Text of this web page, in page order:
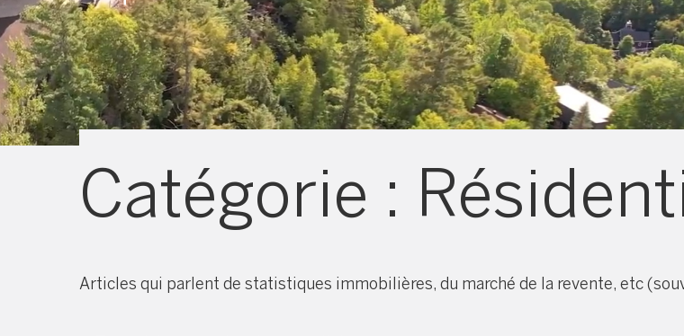
Catégorie :
Articles qui parlent de statistiques immobilières, du marché de la revente, etc